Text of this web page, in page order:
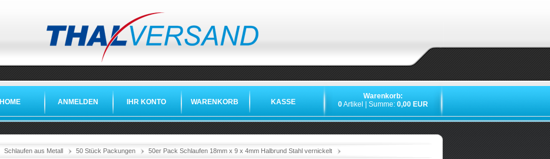
HOME ANMELDEN IHR KONTO WARENKORB KASSE
Warenkorb:
0Artikel | Summe: 0,00 EUR
Schlaufen aus Metall 50 Stück Packungen 50er Pack Schlaufen 18mm x 9 x 4mm Halbrund Stahl vernickelt